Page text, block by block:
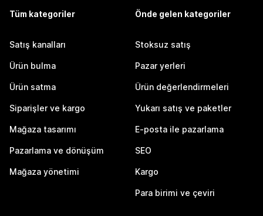
Tüm kategoriler
Satış kanalları
Ürün bulma
Ürün satma
Siparişler ve kargo
Mağaza tasarımı
Pazarlama ve dönüşüm
Mağaza yönetimi
Önde gelen kategoriler
Stoksuz satış
Pazar yerleri
Ürün değerlendirmeleri
Yukarı satış ve paketler
E-posta ile pazarlama
SEO
Kargo
Para birimi ve çeviri